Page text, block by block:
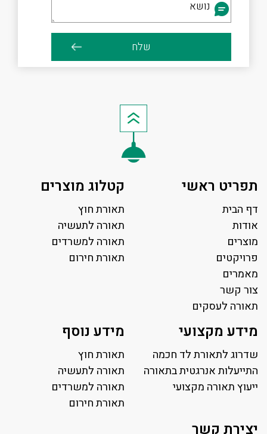
תפריט ראשי
דף הבית
אודות
מוצרים
פרויקטים
מאמרים
צור קשר
תאורה לעסקים
פאנל לד
פרופיל תאורה
תאורה לאולמות ספורט
תאורה למגרשי טניס
קטלוג מוצרים
תאורת חוץ
תאורה לתעשיה
תאורה למשרדים
תאורת חירום
מידע מקצועי
שדרוג לתאורת לד חכמה
התייעלות אנרגטית בתאורה
ייעוץ תאורה מקצועי
מידע נוסף
תאורת חוץ
תאורה לתעשיה
תאורה למשרדים
תאורת חירום
יצירת קשר